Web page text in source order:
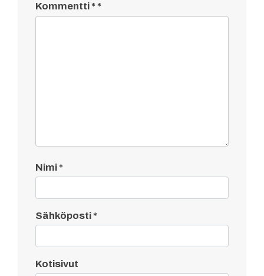
Kommentti*
Nimi*
Sähköposti*
Kotisivut